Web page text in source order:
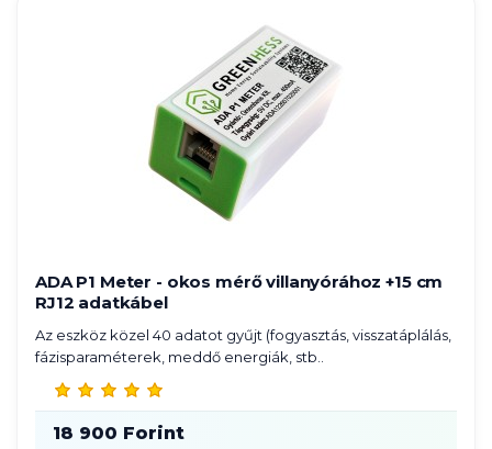
ADA P1 Meter - okos mérő villanyórához +15 cm
RJ12 adatkábel
Az eszköz közel 40 adatot gyűjt (fogyasztás, visszatáplálás,
fázisparaméterek, meddő energiák, stb..
18 900 Forint